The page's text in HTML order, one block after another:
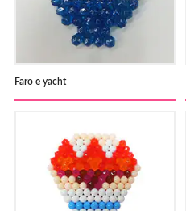
Faro e yacht